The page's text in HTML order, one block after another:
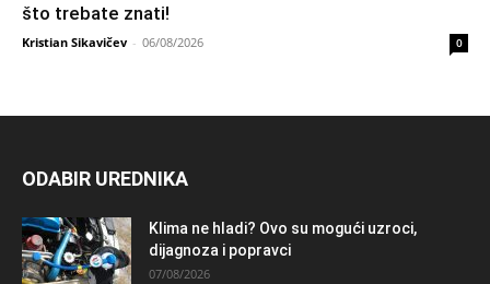
što trebate znati!
Kristian Sikavičev - 06/08/2026 0
ODABIR UREDNIKA
Klima ne hladi? Ovo su mogući uzroci,
dijagnoza i popravci
07/08/2026